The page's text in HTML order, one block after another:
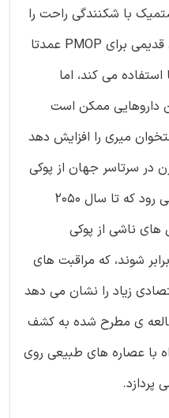
با شکنندگی راحت را
موجب می شود. روش پیشگیری قدیمی برای PMOP عمدتا
می کند، اما
داروهایی ممکن است
میری را افزایش دهد
200 میلیون زن در سرتاسر جهان از پوکی
استخوان رنج می برند. انتظار می رود که تا سال 2050
های ناشی از پوکی
شوند، که مراقبت های
زیاد را نشان می دهد
ی مطرح شده به کشف
با عصاره های طبیعی روی
پردازد.